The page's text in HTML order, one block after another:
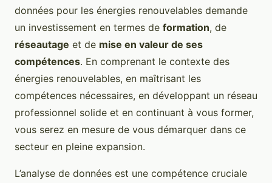
données pour les énergies renouvelables demande
un investissement en termes de formation, de
réseautage et de mise en valeur de ses
compétences. En comprenant le contexte des
énergies renouvelables, en maîtrisant les
compétences nécessaires, en développant un réseau
professionnel solide et en continuant à vous former,
vous serez en mesure de vous démarquer dans ce
secteur en pleine expansion.
L’analyse de données est une compétence cruciale